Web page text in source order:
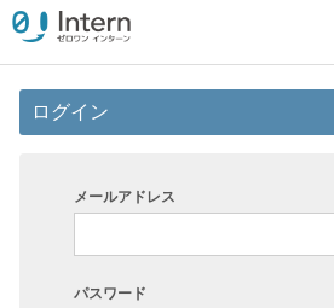
ログイン
メールアドレス
パスワード